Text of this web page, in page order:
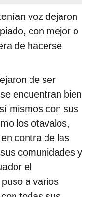
voz dejaron
con mejor o
de hacerse
de ser
encuentran bien
mismos con sus
los otavalos,
contra de las
comunidades y
el
a varios